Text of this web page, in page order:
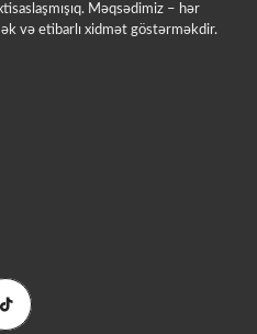
Məqsədimiz – hər
və etibarlı xidmət göstərməkdir.